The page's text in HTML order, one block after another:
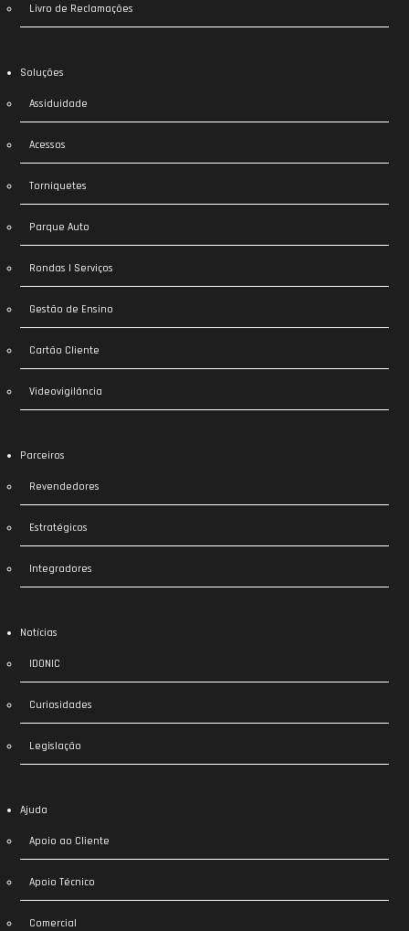
Livro de Reclamações
Soluções
Assiduidade
Acessos
Torniquetes
Parque Auto
Rondas | Serviços
Gestão de Ensino
Cartão Cliente
Videovigilância
Parceiros
Revendedores
Estratégicos
Integradores
Notícias
IDONIC
Curiosidades
Legislação
Ajuda
Apoio ao Cliente
Apoio Técnico
Comercial